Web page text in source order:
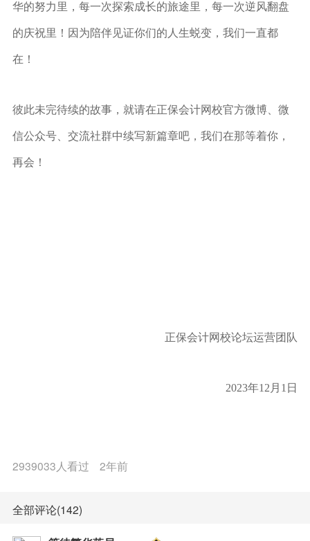
华的努力里，每一次探索成长的旅途里，每一次逆风翻盘
的庆祝里！因为陪伴见证你们的人生蜕变，我们一直都
在！
彼此未完待续的故事，就请在正保会计网校官方微博、微
信公众号、交流社群中续写新篇章吧，我们在那等着你，
再会！
正保会计网校论坛运营团队
2023年12月1日
2939033人看过 2年前
全部评论(142)